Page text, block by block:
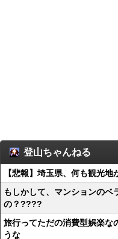
登山ちゃんねる
【悲報】埼玉県、何も観光地
もしかして、マンションのベ
の？????
旅行ってただの消費型娯楽な
うな